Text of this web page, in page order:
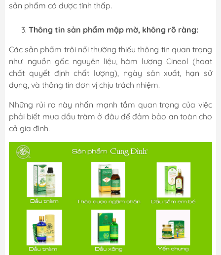
sản phẩm có dược tính thấp.
Thông tin sản phẩm mập mờ, không rõ ràng:
Các sản phẩm trôi nổi thường thiếu thông tin quan trọng
như: nguồn gốc nguyên liệu, hàm lượng Cineol (hoạt
chất quyết định chất lượng), ngày sản xuất, hạn sử
dụng, và thông tin đơn vị chịu trách nhiệm.
Những rủi ro này nhấn mạnh tầm quan trọng của việc
phải biết mua dầu tràm ở đâu để đảm bảo an toàn cho
cả gia đình.